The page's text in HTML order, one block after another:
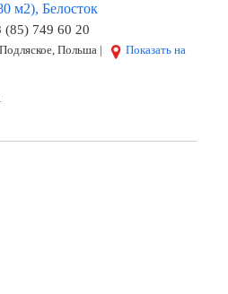
м2), Белосток
(85) 749 60 20
Польша |
Показать на